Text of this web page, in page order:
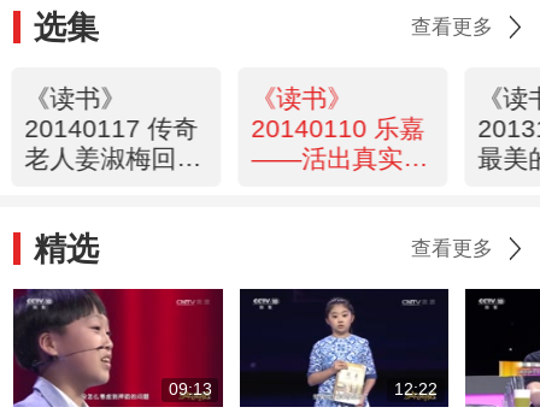
选集 查看更多
《读书》
20140117 传奇
老人姜淑梅回忆
《读书》
20140110 乐嘉
——活出真实的
《
最美
精选 查看更多
09:13 12:22